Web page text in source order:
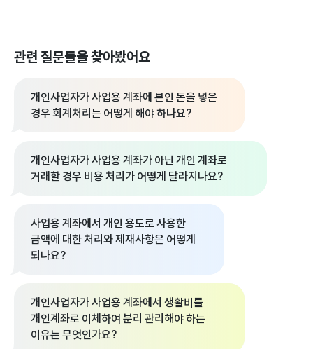
관련 질문들을 찾아봤어요
개인사업자가 사업용 계좌에 본인 돈을 넣은
경우 회계처리는 어떻게 해야 하나요?
개인사업자가 사업용 계좌가 아닌 개인 계좌로
거래할 경우 비용 처리가 어떻게 달라지나요?
사업용 계좌에서 개인 용도로 사용한
금액에 대한 처리와 제재사항은 어떻게
되나요?
개인사업자가 사업용 계좌에서 생활비를
개인계좌로 이체하여 분리 관리해야 하는
이유는 무엇인가요?